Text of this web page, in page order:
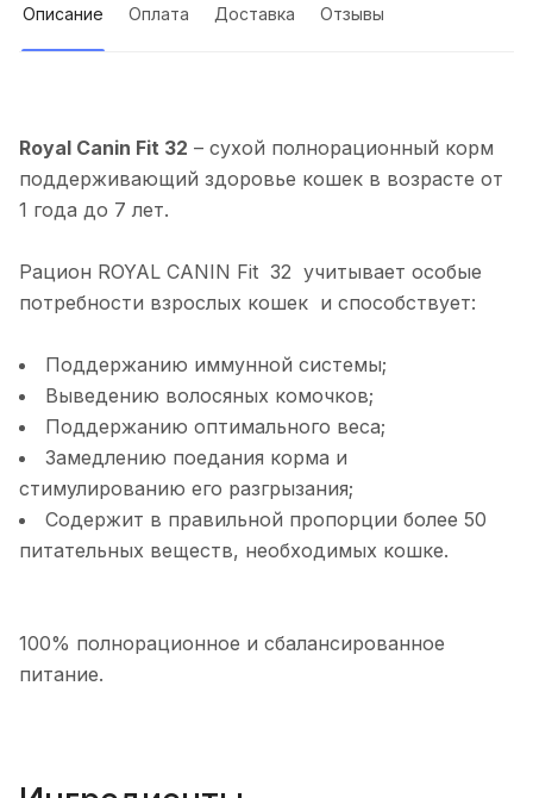
Описание Оплата Доставка Отзывы
Royal Canin Fit 32 – сухой полнорационный корм
поддерживающий здоровье кошек в возрасте от
1 года до 7 лет.
Рацион ROYAL CANIN Fit 32 учитывает особые
потребности взрослых кошек и способствует:
Поддержанию иммунной системы;
Выведению волосяных комочков;
Поддержанию оптимального веса;
Замедлению поедания корма и
стимулированию его разгрызания;
Содержит в правильной пропорции более 50
питательных веществ, необходимых кошке.
100% полнорационное и сбалансированное
питание.